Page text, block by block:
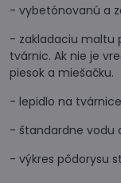
- vybetónovanú a
- zakladaciu maltu
tvárnic. Ak nie je
piesok a miešačku.
- lepidlo na tvárnice
- štandardne vodu
- výkres pôdorysu